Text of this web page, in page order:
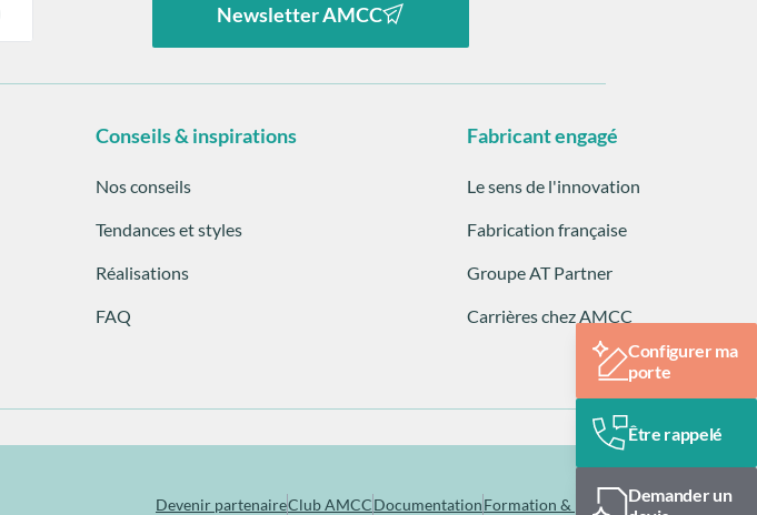
Newsletter AMCC
Conseils & inspirations
Nos conseils
Tendances et styles
Réalisations
FAQ
Fabricant engagé
Le sens de l'innovation
Fabrication française
Groupe AT Partner
Carrières chez AMCC
Devenir partenaireClub AMCCDocumentationFormation & pose
Configurer ma
porte
Être rappelé
Demander un